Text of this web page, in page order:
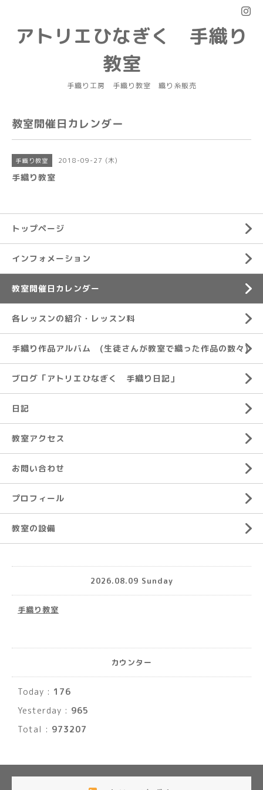
アトリエひなぎく 手織り
教室
手織り工房 手織り教室 織り糸販売
教室開催日カレンダー
手織り教室 2018-09-27 (木)
手織り教室
トップページ
インフォメーション
教室開催日カレンダー
各レッスンの紹介・レッスン料
手織り作品アルバム (生徒さんが教室で織った作品の数々)
ブログ「アトリエひなぎく 手織り日記」
日記
教室アクセス
お問い合わせ
プロフィール
教室の設備
2026.08.09 Sunday
手織り教室
カウンター
Today : 176
Yesterday : 965
Total : 973207